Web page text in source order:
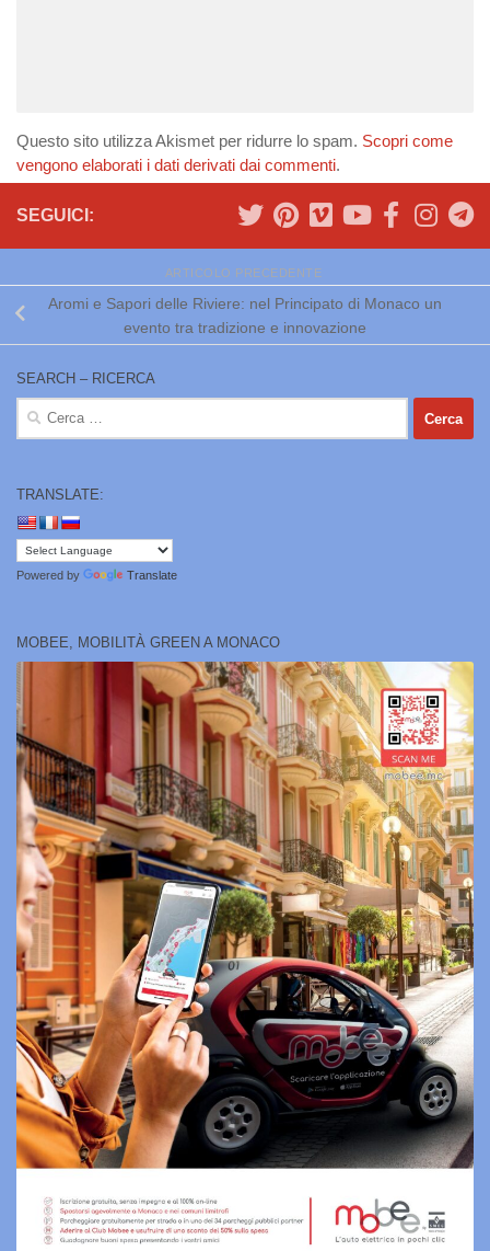
Questo sito utilizza Akismet per ridurre lo spam. Scopri come
vengono elaborati i dati derivati dai commenti.
SEGUICI:
ARTICOLO PRECEDENTE
Aromi e Sapori delle Riviere: nel Principato di Monaco un
evento tra tradizione e innovazione
SEARCH – RICERCA
Ricerca
per:
TRANSLATE:
Powered by Translate
MOBEE, MOBILITÀ GREEN A MONACO